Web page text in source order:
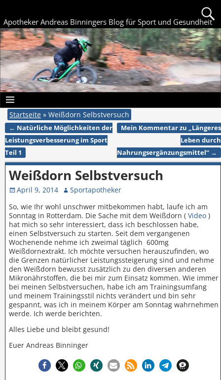
Apotheker Andreas Binningers Blog für Sport und Gesundheit
Startseite » Weißdorn Selbstversuch
Artikelnavigation
← Natürliche Möglichkeiten der
Leistungsverbesserung im Sport
Teil 1
Mein Kommentar zu „Längeres
Leben durch
Nahrungsergänzungsmittel“ →
Weißdorn Selbstversuch
April 9, 2014
Sportapotheker
So, wie Ihr wohl unschwer mitbekommen habt, laufe ich am
Sonntag in Rotterdam. Die Sache mit dem Weißdorn ( Video)
hat mich so sehr interessiert, dass ich beschlossen habe,
einen Selbstversuch zu starten. Seit dem vergangenen
Wochenende nehme ich zweimal täglich 600mg
Weißdornextrakt. Ich möchte versuchen herauszufinden, wo
die Grenzen natürlicher Leistungssteigerung sind und nehme
den Weißdorn bewusst zusätzlich zu den diversen anderen
Mikronährstoffen, die bei mir zum Einsatz kommen. Wie immer
bei meinen Selbstversuchen, habe ich am Trainingsumfang
und meinem Trainingsstil nichts verändert und bin sehr
gespannt, was ich in meinem Körper am Sonntag wahrnehmen
werde. Ich werde berichten.
Alles Liebe und bleibt gesund!
Euer Andreas Binninger